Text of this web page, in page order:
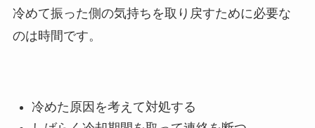
冷めて振った側の気持ちを取り戻すために必要な
のは時間です。
冷めた原因を考えて対処する